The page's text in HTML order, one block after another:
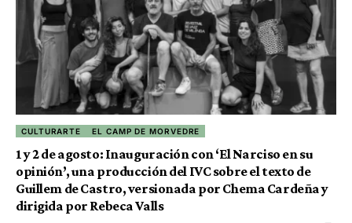
CULTURARTE EL CAMP DE MORVEDRE
1 y 2 de agosto: Inauguración con ‘El Narciso en su
opinión’, una producción del IVC sobre el texto de
Guillem de Castro, versionada por Chema Cardeña y
dirigida por Rebeca Valls